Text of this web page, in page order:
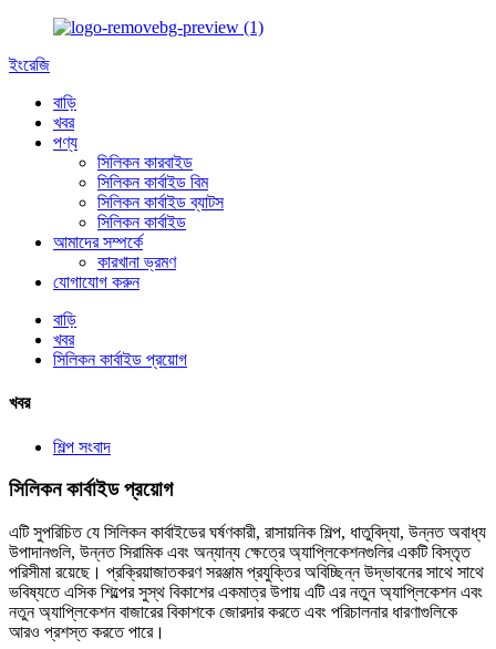
ইংরেজি
বাড়ি
খবর
পণ্য
সিলিকন কারবাইড
সিলিকন কার্বাইড বিম
সিলিকন কার্বাইড ব্যাটস
সিলিকন কার্বাইড
আমাদের সম্পর্কে
কারখানা ভ্রমণ
যোগাযোগ করুন
বাড়ি
খবর
সিলিকন কার্বাইড প্রয়োগ
খবর
শিল্প সংবাদ
সিলিকন কার্বাইড প্রয়োগ
এটি সুপরিচিত যে সিলিকন কার্বাইডের ঘর্ষণকারী, রাসায়নিক শিল্প, ধাতুবিদ্যা, উন্নত অবাধ্য
উপাদানগুলি, উন্নত সিরামিক এবং অন্যান্য ক্ষেত্রে অ্যাপ্লিকেশনগুলির একটি বিস্তৃত
পরিসীমা রয়েছে। প্রক্রিয়াজাতকরণ সরঞ্জাম প্রযুক্তির অবিচ্ছিন্ন উদ্ভাবনের সাথে সাথে
ভবিষ্যতে এসিক শিল্পের সুস্থ বিকাশের একমাত্র উপায় এটি এর নতুন অ্যাপ্লিকেশন এবং
নতুন অ্যাপ্লিকেশন বাজারের বিকাশকে জোরদার করতে এবং পরিচালনার ধারণাগুলিকে
আরও প্রশস্ত করতে পারে।